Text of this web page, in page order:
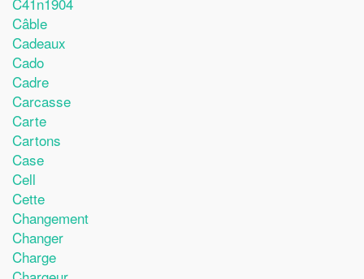
Câble
Cadeaux
Cado
Cadre
Carcasse
Carte
Cartons
Case
Cell
Cette
Changement
Changer
Charge